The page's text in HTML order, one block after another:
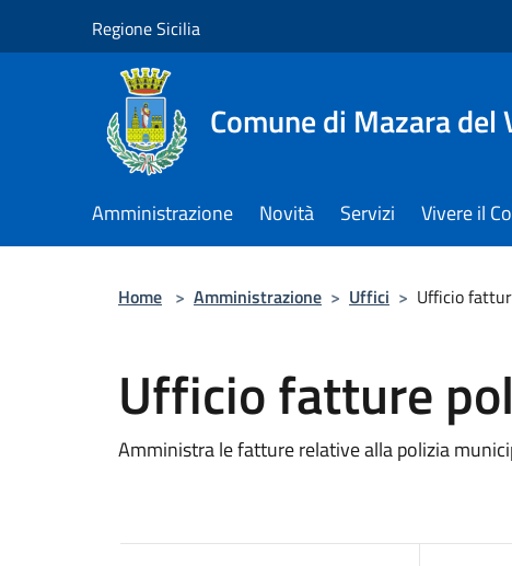
Regione Sicilia
Comune di Mazara del
Amministrazione Novità Servizi Vivere il
Home > Amministrazione > Uffici > Ufficio
Ufficio fatture
Amministra le fatture relative alla polizia